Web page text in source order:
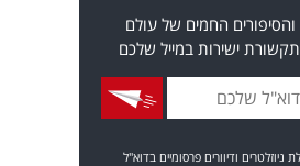
והסיפורים החמים של עולם
ישירות במייל שלכם
ודיוורים פרסומיים בדוא"ל